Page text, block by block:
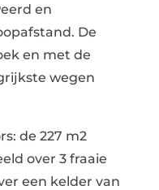
en
De
en met de
wegen
de 227 m2
over 3 fraaie
een kelder van